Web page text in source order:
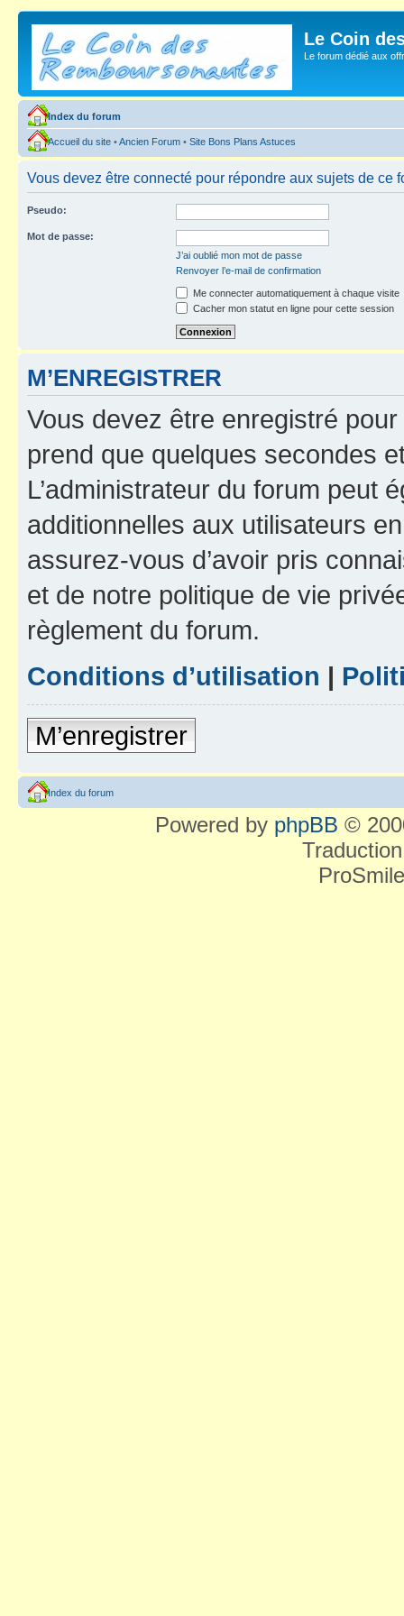
Le Coin
Le forum dédié aux
Index du forum
Accueil du site •Ancien Forum • Site Bons Plans Astuces
Vous devez être connecté pour répondre aux sujets de ce
Pseudo:
Mot de passe:
J’ai oublié mon mot de passe
Renvoyer l’e-mail de confirmation
Me connecter automatiquement à chaque visite
Cacher mon statut en ligne pour cette session
M’ENREGISTRER
Vous devez être enregistré
prend que quelques secondes
L’administrateur du forum peut
additionnelles aux utilisateurs
assurez-vous d’avoir pris
et de notre politique de vie
règlement du forum.
Conditions d’utilisation |
M’enregistrer
Index du forum
Powered by phpBB ©